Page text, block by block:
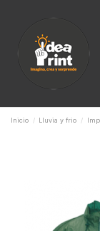
Inicio Lluvia y frio